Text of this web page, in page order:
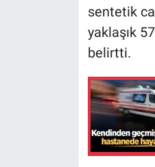
sentetik
yaklaşık
belirtti.